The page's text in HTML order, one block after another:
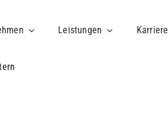
Leistungen Karriere